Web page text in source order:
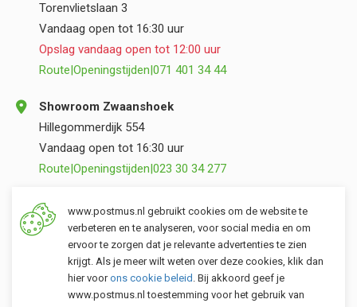
Torenvlietslaan 3
Vandaag open tot 16:30 uur
Opslag vandaag open tot 12:00 uur
Route|Openingstijden|071 401 34 44
Showroom Zwaanshoek
Hillegommerdijk 554
Vandaag open tot 16:30 uur
Route|Openingstijden|023 30 34 277
Opslag Valkenburg (ZH)
Torenvlietslaan 3
Vandaag open tot 12:00 uur
Route|Openingstijden |071 401 34 44
www.postmus.nl gebruikt cookies om de website te
verbeteren en te analyseren, voor social media en om
ervoor te zorgen dat je relevante advertenties te zien
krijgt. Als je meer wilt weten over deze cookies, klik dan
hier voorons cookie beleid . Bij akkoord geef je
www.postmus.nl toestemming voor het gebruik van